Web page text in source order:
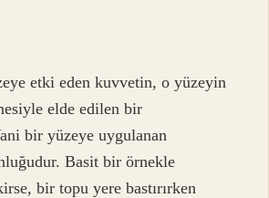
etki eden kuvvetin, o yüzeyin
elde edilen bir
bir yüzeye uygulanan
Basit bir örnekle
bir topu yere bastırırken